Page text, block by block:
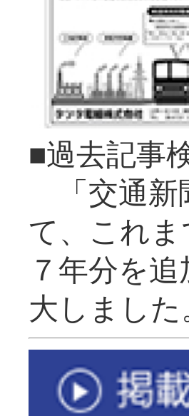
■過去記事
「交通新
て、これ
７年分を
大し